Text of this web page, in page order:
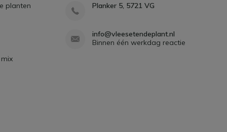
planten
Planker 5, 5721 VG
info@vleesetendeplant.nl
Binnen één werkdag reactie